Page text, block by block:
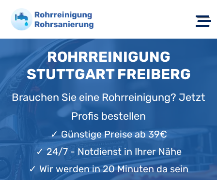
ROHRREINIGUNG
STUTTGART FREIBERG
Brauchen Sie eine Rohrreinigung? Jetzt
Profis bestellen
✓Günstige Preise ab 39€
✓ 24/7 - Notdienst in Ihrer Nähe
✓ Wir werden in 20 Minuten da sein